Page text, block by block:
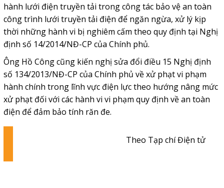
hành lưới điện truyền tải trong công tác bảo vệ an toàn
công trình lưới truyền tải điện để ngăn ngừa, xử lý kịp
thời những hành vi bị nghiêm cấm theo quy định tại Nghị
định số 14/2014/NĐ-CP của Chính phủ.
Ông Hồ Công cũng kiến nghị sửa đổi điều 15 Nghị định
số 134/2013/NĐ-CP của Chính phủ về xử phạt vi phạm
hành chính trong lĩnh vực điện lực theo hướng nâng mức
xử phạt đối với các hành vi vi phạm quy định về an toàn
điện để đảm bảo tính răn đe.
Theo Tạp chí Điện tử